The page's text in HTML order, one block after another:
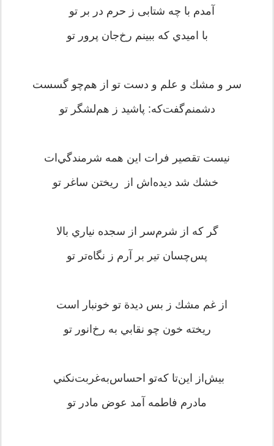
آمدم با چه شتابی ز حرم در بر تو
با اميدي ‌كه ‌ببينم‌ رخ‌جان ‌پرور تو
سر و مشك ‌و علم ‌و دست‌ تو از هم‌چو گسست‌
دشمنم‌گفت‌كه‌: پاشيد ز هم‌لشگر تو
نيست ‌تقصير فرات ‌اين ‌همه‌ شرمندگي‌ات
خشك ‌شد ديده‌اش ‌از ريختن ‌ساغر تو
گر كه‌ از شرم‌سر از سجده‌ نياري ‌بالا
پس‌چسان ‌تير بر آرم ‌ز نگاه‌تر تو
از غم ‌مشك ‌ز بس ‌ديدة ‌تو خونبار است
ريخته ‌خون‌ چو نقابي ‌به‌ رخ‌انور تو
بيش‌از اين‌تا كه‌تو احساس‌به‌غربت‌نكني
مادرم‌ فاطمه ‌آمد عوض‌ مادر تو